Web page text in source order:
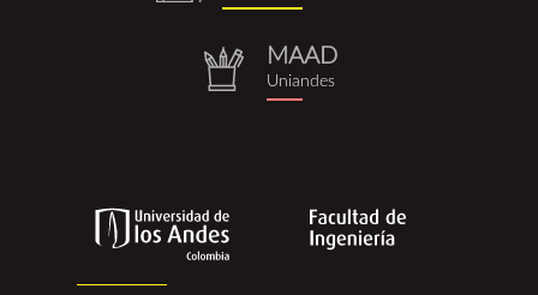
(1).png
repositorio.png
MAAD
Uniandes